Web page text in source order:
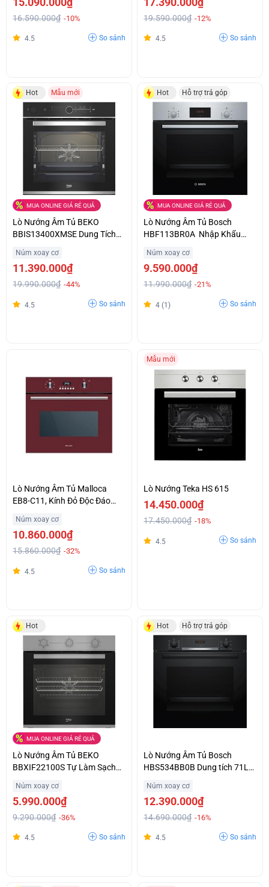
16.590.000₫ -10%
4.5 So sánh
19.590.000₫ -12%
4.5 So sánh
Hot Mẫu mới
MUA ONLINE GIÁ RẺ QUÁ
Lò Nướng Âm Tủ BEKO
BBIS13400XMSE Dung Tích
Núm xoay cơ
11.390.000₫
19.990.000₫ -44%
4.5 So sánh
Hot Hỗ trợ trả góp
MUA ONLINE GIÁ RẺ QUÁ
Lò Nướng Âm Tủ Bosch
HBF113BR0A Nhập Khẩu
Đãi Cực Sốc
Núm xoay cơ
9.590.000₫
11.990.000₫ -21%
4 (1) So sánh
Lò Nướng Âm Tủ Malloca
EB8-C11, Kính Đỏ Độc Đáo
Núm xoay cơ
10.860.000₫
15.860.000₫ -32%
4.5 So sánh
Mẫu mới
Lò Nướng Teka HS 615
14.450.000₫
17.450.000₫ -18%
4.5 So sánh
Hot
MUA ONLINE GIÁ RẺ QUÁ
Lò Nướng Âm Tủ BEKO
BBXIF22100S Tự Làm Sạch
Núm xoay cơ
5.990.000₫
9.290.000₫ -36%
4.5 So sánh
Hot Hỗ trợ trả góp
Lò Nướng Âm Tủ Bosch
HBS534BB0B Dung tích 71L
Núm xoay cơ
12.390.000₫
14.690.000₫ -16%
4.5 So sánh